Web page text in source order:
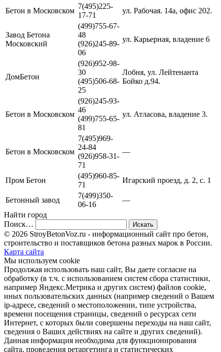
Бетон в Московском
7(495)225-
17-71
ул. Рабочая. 14а, офис 202.
Завод Бетона
Московский
(499)755-67-
48
(926)245-89-
06
ул. Карьерная, владение 6
ДомБетон
(926)952-98-
30
(495)506-68-
25
Лобня, ул. Лейтенанта
Бойко д.94.
Бетон в Московском
(926)245-93-
46
(499)755-65-
81
ул. Атласова, владение 3.
Бетон в Московском
7(495)969-
24-84
(926)958-31-
71
—
Пром Бетон
(495)960-85-
71
Игарский проезд, д. 2, с. 1
Бетонный завод
7(499)350-
06-16
—
Найти город
Поиск…
© 2026 StroyBetonVoz.ru - информационный сайт про бетон,
строительство и поставщиков бетона разных марок в России.
Карта сайта
Мы используем cookie
Продолжая использовать наш cайт, Вы даете согласие на
обработку (в т.ч. с использованием систем сбора статистики,
например Яндекс.Метрика и других систем) файлов cookie,
иных пользовательских данных (например сведений о Вашем
ip-адресе, сведений о местоположении, типе устройства,
времени посещения страницы, сведений о ресурсах сети
Интернет, с которых были совершены переходы на наш сайт,
сведения о Ваших действиях на сайте и других сведений).
Данная информация необходима для функционирования
сайта, проведения ретаргетинга и статистических